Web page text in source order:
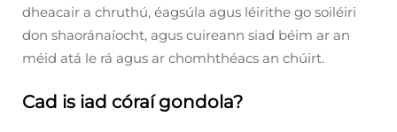
dheacair a chruthú, éagsúla agus léirithe go soiléiri
don shaoránaíocht, agus cuireann siad béim ar an
méid atá le rá agus ar chomhthéacs an chúirt.
Cad is iad córaí gondola?